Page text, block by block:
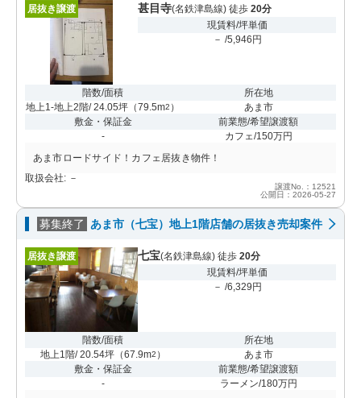
居抜き譲渡 甚目寺(名鉄津島線) 徒歩 20分
現賃料/坪単価
－ /5,946円
階数/面積
地上1-地上2階/ 24.05坪 （79.5m2 ）
所在地
あま市
敷金・保証金
-
前業態/希望譲渡額
カフェ/150万円
あま市ロードサイド！カフェ居抜き物件！
取扱会社: －
譲渡No.：12521
公開日：2026-05-27
募集終了 あま市（七宝）地上1階店舗の居抜き売却案件
居抜き譲渡 七宝(名鉄津島線) 徒歩 20分
現賃料/坪単価
－ /6,329円
階数/面積
地上1階/ 20.54坪（67.9m2 ）
所在地
あま市
敷金・保証金
-
前業態/希望譲渡額
ラーメン/180万円